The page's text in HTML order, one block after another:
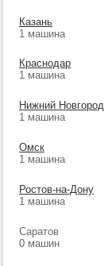
Казань
1 машина
Краснодар
1 машина
Нижний Новгород
1 машина
Омск
1 машина
Ростов-на-Дону
1 машина
Саратов
0 машин